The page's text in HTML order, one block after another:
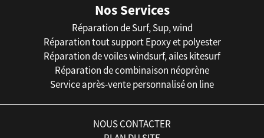
Nos Services
Réparation de Surf, Sup, wind
Réparation tout support Epoxy et polyester
Réparation de voiles windsurf, ailes kitesurf
Réparation de combinaison néoprène
Service après-vente personnalisé on line
NOUS CONTACTER